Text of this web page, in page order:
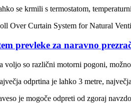
se krmili s termostatom,
prevleke za naravno
voljo so različni motorni pogoni,
odprtina je lahko 3 metre,
je mogoče odpreti od zgoraj